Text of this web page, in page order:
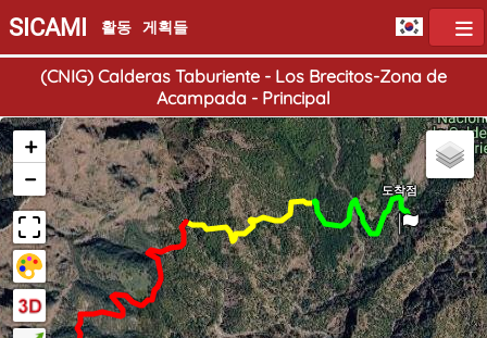
SICAMI 활동 게획들
(CNIG) Calderas Taburiente - Los Brecitos-Zona de
Acampada - Principal
도착점
+
−